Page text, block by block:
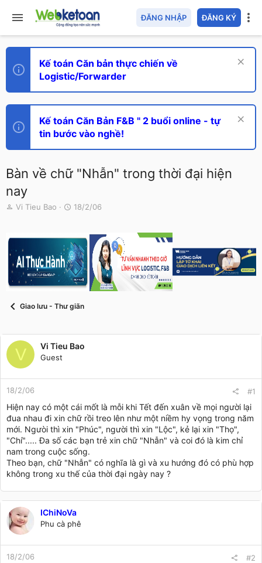
ĐĂNG NHẬP ĐĂNG KÝ
Kế toán Căn bản thực chiến về
Logistic/Forwarder
Kế toán Căn Bản F&B " 2 buổi online - tự
tin bước vào nghề!
Bàn về chữ "Nhẫn" trong thời đại hiện
nay
T
e
a
d
s
a
r
Vi Tieu Bao
N
y
g
ử
i
18/2/06
Giao lưu - Thư giãn
V Vi Tieu Bao
Guest
18/2/06 #1
Hiện nay có một cái mốt là mỗi khi Tết đến xuân về mọi người lại
đua nhau đi xin chữ rồi treo lên như một niềm hy vọng trong năm
mới. Ngưòi thì xin "Phúc", người thì xin "Lộc", kẻ lại xin "Thọ",
"Chí"..... Đa số các bạn trẻ xin chữ "Nhẫn" và coi đó là kim chỉ
nam trong cuộc sống.
Theo bạn, chữ "Nhẫn" có nghĩa là gì và xu hướng đó có phù hợp
không trong xu thế của thời đại ngày nay ?
IChiNoVa
Phu cà phê
18/2/06 #2